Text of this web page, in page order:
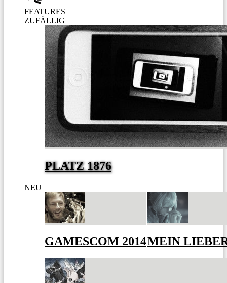
FEATURES
ZUFÄLLIG
PLATZ 1876
NEU
GAMESCOM 2014MEIN